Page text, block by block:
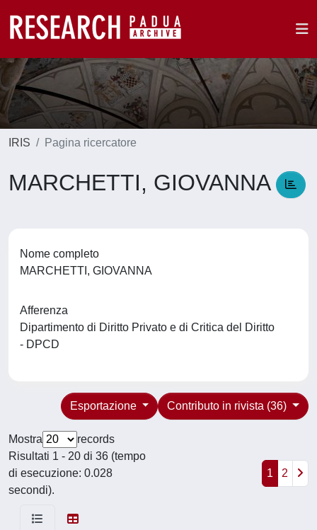
IRIS Pagina ricercatore
MARCHETTI, GIOVANNA
Nome completo
MARCHETTI, GIOVANNA
Afferenza
Dipartimento di Diritto Privato e di Critica del Diritto
- DPCD
Contributo in rivista (36)
Esportazione
Mostra
records
Risultati 1 - 20 di 36 (tempo
di esecuzione: 0.028
secondi).
1 2